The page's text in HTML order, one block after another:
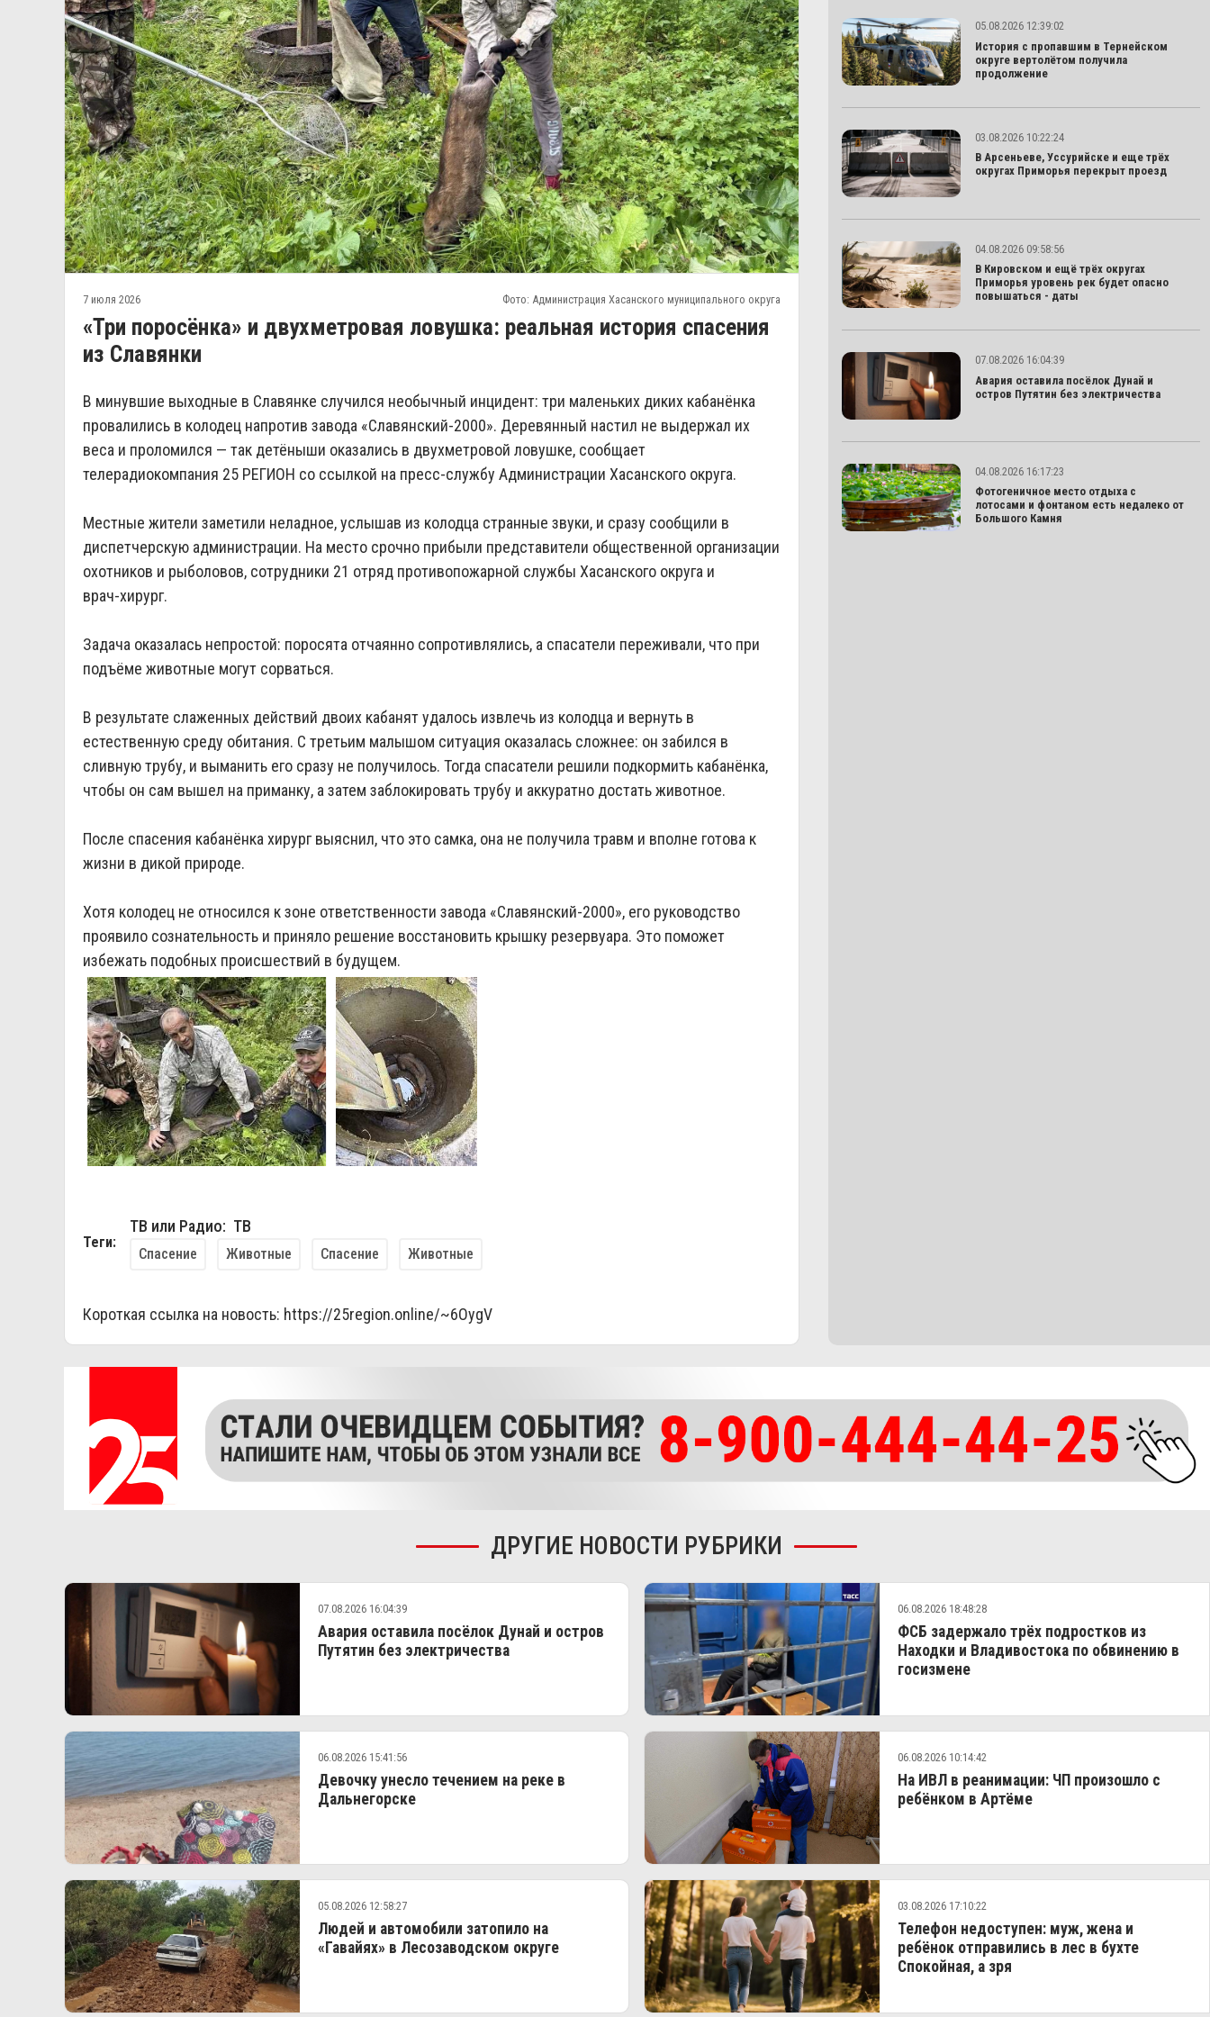
7 июля 2026 Фото: Администрация Хасанского муниципального округа
«Три поросёнка» и двухметровая ловушка: реальная история спасения
из Славянки
В минувшие выходные в Славянке случился необычный инцидент: три маленьких диких кабанёнка
провалились в колодец напротив завода «Славянский‑2000». Деревянный настил не выдержал их
веса и проломился — так детёныши оказались в двухметровой ловушке, сообщает
телерадиокомпания 25 РЕГИОН со ссылкой на пресс-службу Администрации Хасанского округа.
Местные жители заметили неладное, услышав из колодца странные звуки, и сразу сообщили в
диспетчерскую администрации. На место срочно прибыли представители общественной организации
охотников и рыболовов, сотрудники 21 отряд противопожарной службы Хасанского округа и
врач‑хирург.
Задача оказалась непростой: поросята отчаянно сопротивлялись, а спасатели переживали, что при
подъёме животные могут сорваться.
В результате слаженных действий двоих кабанят удалось извлечь из колодца и вернуть в
естественную среду обитания. С третьим малышом ситуация оказалась сложнее: он забился в
сливную трубу, и выманить его сразу не получилось. Тогда спасатели решили подкормить кабанёнка,
чтобы он сам вышел на приманку, а затем заблокировать трубу и аккуратно достать животное.
После спасения кабанёнка хирург выяснил, что это самка, она не получила травм и вполне готова к
жизни в дикой природе.
Хотя колодец не относился к зоне ответственности завода «Славянский‑2000», его руководство
проявило сознательность и приняло решение восстановить крышку резервуара. Это поможет
избежать подобных происшествий в будущем.
Теги:
ТВ или Радио: ТВ
Спасение Животные Спасение Животные
Короткая ссылка на новость: https://25region.online/~6OygV
05.08.2026 12:39:02
История с пропавшим в Тернейском
округе вертолётом получила
продолжение
03.08.2026 10:22:24
В Арсеньеве, Уссурийске и еще трёх
округах Приморья перекрыт проезд
04.08.2026 09:58:56
В Кировском и ещё трёх округах
Приморья уровень рек будет опасно
повышаться - даты
07.08.2026 16:04:39
Авария оставила посёлок Дунай и
остров Путятин без электричества
04.08.2026 16:17:23
Фотогеничное место отдыха с
лотосами и фонтаном есть недалеко от
Большого Камня
ДРУГИЕ НОВОСТИ РУБРИКИ
07.08.2026 16:04:39
Авария оставила посёлок Дунай и остров
Путятин без электричества
06.08.2026 18:48:28
ФСБ задержало трёх подростков из
Находки и Владивостока по обвинению в
госизмене
06.08.2026 15:41:56
Девочку унесло течением на реке в
Дальнегорске
06.08.2026 10:14:42
На ИВЛ в реанимации: ЧП произошло с
ребёнком в Артёме
05.08.2026 12:58:27
Людей и автомобили затопило на
«Гавайях» в Лесозаводском округе
03.08.2026 17:10:22
Телефон недоступен: муж, жена и
ребёнок отправились в лес в бухте
Спокойная, а зря